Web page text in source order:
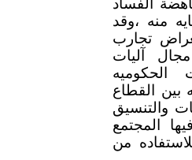
العليا لمكافحة
الفساد
منه ،وقد
تجارب
آليات
الحكوميه
بين القطاع
والتنسيق
المجتمع
من